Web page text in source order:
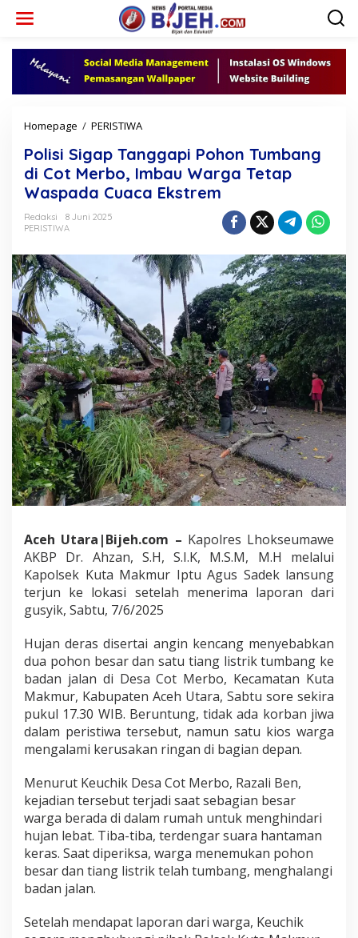
Homepage / PERISTIWA
l
i
s
i
a
p
g
g
a
p
i
P
o
h
o
n
T
u
m
n
g
d
i
C
o
M
e
r
b
o
,
I
m
u
W
a
r
a
T
a
p
Polisi Sigap Tanggapi Pohon Tumbang
di Cot Merbo, Imbau Warga Tetap
Waspada Cuaca Ekstrem
Redaksi
8 Juni 2025
PERISTIWA
Aceh Utara|Bijeh.com – Kapolres Lhokseumawe
AKBP Dr. Ahzan, S.H, S.I.K, M.S.M, M.H melalui
Kapolsek Kuta Makmur Iptu Agus Sadek lansung
terjun ke lokasi setelah menerima laporan dari
gusyik, Sabtu, 7/6/2025
Hujan deras disertai angin kencang menyebabkan
dua pohon besar dan satu tiang listrik tumbang ke
badan jalan di Desa Cot Merbo, Kecamatan Kuta
Makmur, Kabupaten Aceh Utara, Sabtu sore sekira
pukul 17.30 WIB. Beruntung, tidak ada korban jiwa
dalam peristiwa tersebut, namun satu kios warga
mengalami kerusakan ringan di bagian depan.
Menurut Keuchik Desa Cot Merbo, Razali Ben,
kejadian tersebut terjadi saat sebagian besar
warga berada di dalam rumah untuk menghindari
hujan lebat. Tiba-tiba, terdengar suara hantaman
keras. Saat diperiksa, warga menemukan pohon
besar dan tiang listrik telah tumbang, menghalangi
badan jalan.
Setelah mendapat laporan dari warga, Keuchik